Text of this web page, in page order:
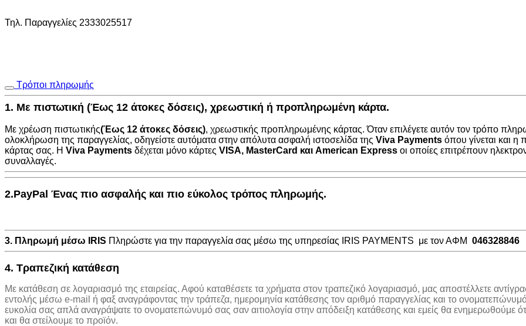
Τηλ. Παραγγελίες 2333025517
Τρόποι πληρωμής
1. Με πιστωτική (Έως 12 άτοκες δόσεις), χρεωστική ή προπληρωμένη κάρτα.
Με χρέωση πιστωτικής(Έως 12 άτοκες δόσεις), χρεωστικής προπληρωμένης κάρτας. Όταν επιλέγετε αυτόν τον τρόπο
ολοκλήρωση της παραγγελίας, οδηγείστε αυτόματα στην απόλυτα ασφαλή ιστοσελίδα της Viva Payments όπου γίνεται και
κάρτας σας. Η Viva Payments δέχεται μόνο κάρτες VISA, MasterCard και American Express οι οποίες επιτρέπουν
συναλλαγές.
2.PayPal Ένας πιο ασφαλής και πιο εύκολος τρόπος πληρωμής.
3. Πληρωμή μέσω IRIS Πληρώστε για την παραγγελία σας μέσω της υπηρεσίας IRIS PAYMENTS με τον ΑΦΜ 046328846
4. Τραπεζική κατάθεση
Με κατάθεση σε λογαριασμό της εταιρείας. Αφού καταθέσετε τα χρήματα στον τραπεζικό λογαριασμό, μας αποστέλλετε
εντολής μέσω e-mail ή φαξ αναγράφοντας την τράπεζα, ημερομηνία κατάθεσης τον αριθμό παραγγελίας και το
ευκολία σας απλά αναγράψατε το ονοματεπώνυμό σας σαν αιτιολογία στην απόδειξη κατάθεσης και εμείς θα ενημερωθούμε
και θα στείλουμε το προϊόν.